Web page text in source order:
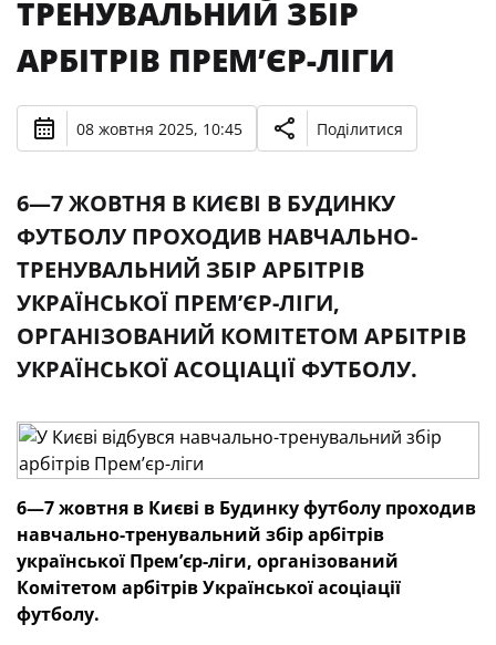
ТРЕНУВАЛЬНИЙ ЗБІР
АРБІТРІВ ПРЕМ’ЄР-ЛІГИ
08 жовтня 2025, 10:45 Поділитися
6—7 ЖОВТНЯ В КИЄВІ В БУДИНКУ
ФУТБОЛУ ПРОХОДИВ НАВЧАЛЬНО-
ТРЕНУВАЛЬНИЙ ЗБІР АРБІТРІВ
УКРАЇНСЬКОЇ ПРЕМ’ЄР-ЛІГИ,
ОРГАНІЗОВАНИЙ КОМІТЕТОМ АРБІТРІВ
УКРАЇНСЬКОЇ АСОЦІАЦІЇ ФУТБОЛУ.
6—7 жовтня в Києві в Будинку футболу проходив
навчально-тренувальний збір арбітрів
української Прем’єр-ліги, організований
Комітетом арбітрів Української асоціації
футболу.